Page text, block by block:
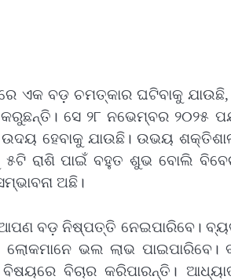
ଏକ ବଡ଼ ଚମତ୍କାର ଘଟିବାକୁ ଯାଉଛି,
ସେ ୨୮ ନଭେମ୍ବର ୨୦୨୫
ହେବାକୁ ଯାଉଛି। ଉଭୟ
ରାଶି ପାଇଁ ବହୁତ ଶୁଭ ବୋଲି
ଅଛି।
ବଡ଼ ନିଷ୍ପତ୍ତି ନେଇପାରିବେ।
ଲୋକମାନେ ଭଲ ଲାଭ
ବିଚାର କରିପାରନ୍ତି।